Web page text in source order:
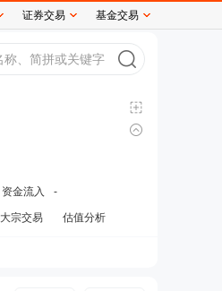
资金流入 -
大宗交易 估值分析
证券交易 基金交易